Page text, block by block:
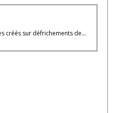
créés sur défrichements de...